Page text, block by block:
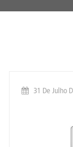
31 De Julho